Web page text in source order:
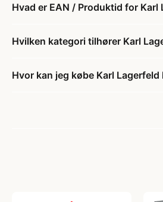
Hvad er EAN / Produktid for Karl
Hvilken kategori tilhører Karl
Hvor kan jeg købe Karl Lagerfeld